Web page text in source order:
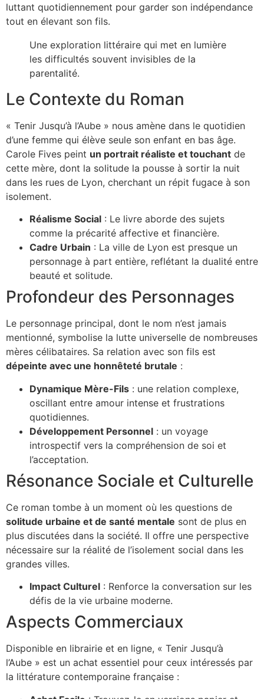
luttant quotidiennement pour garder son indépendance
tout en élevant son fils.
Une exploration littéraire qui met en lumière
les difficultés souvent invisibles de la
parentalité.
Le Contexte du Roman
« Tenir Jusqu’à l’Aube » nous amène dans le quotidien
d’une femme qui élève seule son enfant en bas âge.
Carole Fives peint un portrait réaliste et touchant de
cette mère, dont la solitude la pousse à sortir la nuit
dans les rues de Lyon, cherchant un répit fugace à son
isolement.
Réalisme Social : Le livre aborde des sujets
comme la précarité affective et financière.
Cadre Urbain : La ville de Lyon est presque un
personnage à part entière, reflétant la dualité entre
beauté et solitude.
Profondeur des Personnages
Le personnage principal, dont le nom n’est jamais
mentionné, symbolise la lutte universelle de nombreuses
mères célibataires. Sa relation avec son fils est
dépeinte avec une honnêteté brutale :
Dynamique Mère-Fils : une relation complexe,
oscillant entre amour intense et frustrations
quotidiennes.
Développement Personnel : un voyage
introspectif vers la compréhension de soi et
l’acceptation.
Résonance Sociale et Culturelle
Ce roman tombe à un moment où les questions de
solitude urbaine et de santé mentale sont de plus en
plus discutées dans la société. Il offre une perspective
nécessaire sur la réalité de l’isolement social dans les
grandes villes.
Impact Culturel : Renforce la conversation sur les
défis de la vie urbaine moderne.
Aspects Commerciaux
Disponible en librairie et en ligne, « Tenir Jusqu’à
l’Aube » est un achat essentiel pour ceux intéressés par
la littérature contemporaine française :